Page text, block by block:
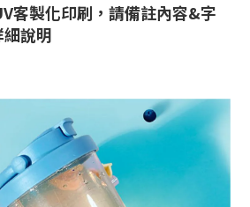
客製化印刷，請備註內容&字
說明